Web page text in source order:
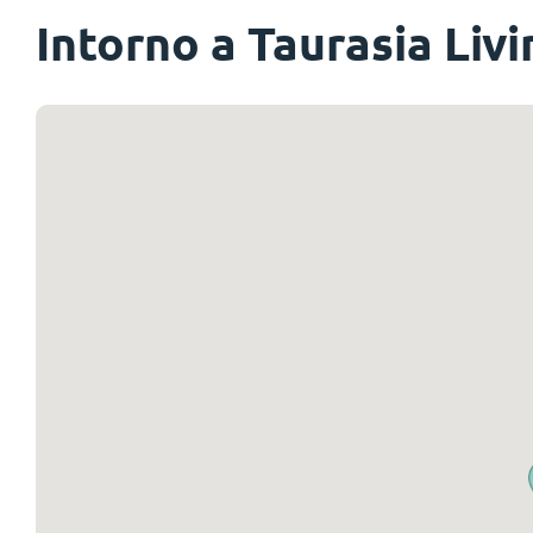
Intorno a Taurasia